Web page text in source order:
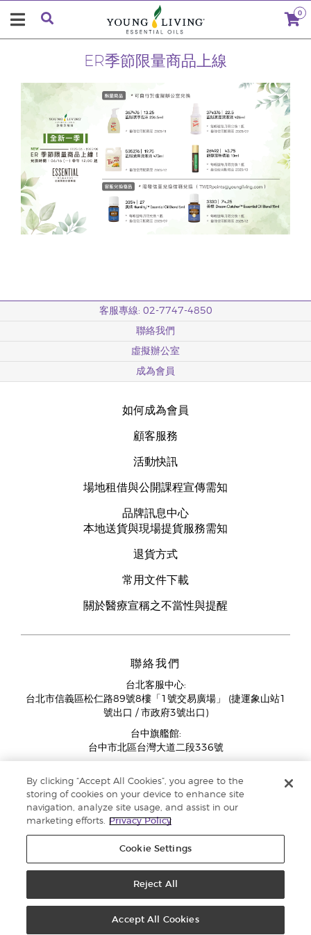
0
ER季節限量商品上線
客服專線: 02-7747-4850
聯絡我們
虛擬辦公室
成為會員
如何成為會員
顧客服務
活動快訊
場地租借與公開課程宣傳需知
品牌訊息中心
本地送貨與現場提貨服務需知
退貨方式
常用文件下載
關於醫療宣稱之不當性與提醒
聯絡我們
台北客服中心:
台北市信義區松仁路89號8樓「1號交易廣場」 (捷運象山站1
號出口 / 市政府3號出口)
台中旗艦館:
台中市北區台灣大道二段336號
11:00AM - 07:00PM
(例假日與國定假日除外)
By clicking “Accept All Cookies”, you agree to the
storing of cookies on your device to enhance site
navigation, analyze site usage, and assist in our
marketing efforts.
Privacy Policy
Cookie Settings
Reject All
Accept All Cookies